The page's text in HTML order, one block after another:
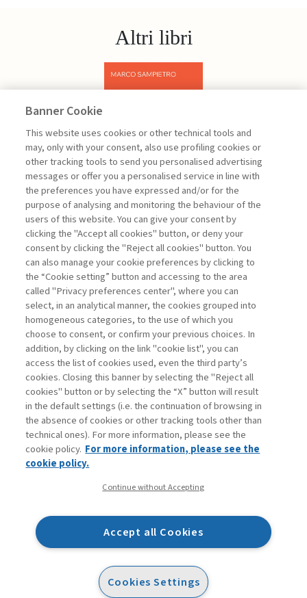
Altri libri
Previous
Sampietro Marco
Project
Management -
III edizione
ARCHIVIO
Contatti
Abbonamenti
Archivio rubriche
Privacy
Dichiarazione di accessibilità
Mappa del sito
Banner Cookie
This website uses cookies or other technical tools and
may, only with your consent, also use profiling cookies or
other tracking tools to send you personalised advertising
messages or offer you a personalised service in line with
the preferences you have expressed and/or for the
purpose of analysing and monitoring the behaviour of the
users of this website. You can give your consent by
clicking the "Accept all cookies" button, or deny your
consent by clicking the "Reject all cookies" button. You
can also manage your cookie preferences by clicking to
the “Cookie setting” button and accessing to the area
called "Privacy preferences center", where you can
select, in an analytical manner, the cookies grouped into
homogeneous categories, to the use of which you
choose to consent, or confirm your previous choices. In
addition, by clicking on the link "cookie list", you can
access the list of cookies used, even the third party’s
cookies. Closing this banner by selecting the "Reject all
cookies" button or by selecting the “X” button will result
in the default settings (i.e. the continuation of browsing in
the absence of cookies or other tracking tools other than
technical ones). For more information, please see the
cookie policy. For more information, please see the
cookie policy.
Continue without Accepting
Accept all Cookies
Cookies Settings